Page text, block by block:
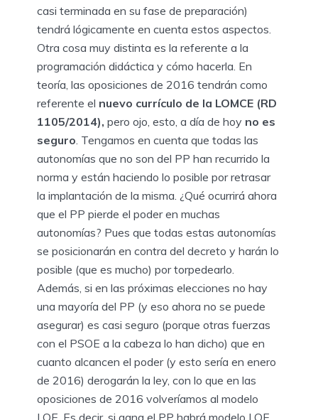
casi terminada en su fase de preparación)
tendrá lógicamente en cuenta estos aspectos.
Otra cosa muy distinta es la referente a la
programación didáctica y cómo hacerla. En
teoría, las oposiciones de 2016 tendrán como
referente el nuevo currículo de la LOMCE (RD
1105/2014), pero ojo, esto, a día de hoy no es
seguro . Tengamos en cuenta que todas las
autonomías que no son del PP han recurrido la
norma y están haciendo lo posible por retrasar
la implantación de la misma. ¿Qué ocurrirá ahora
que el PP pierde el poder en muchas
autonomías? Pues que todas estas autonomías
se posicionarán en contra del decreto y harán lo
posible (que es mucho) por torpedearlo.
Además, si en las próximas elecciones no hay
una mayoría del PP (y eso ahora no se puede
asegurar) es casi seguro (porque otras fuerzas
con el PSOE a la cabeza lo han dicho) que en
cuanto alcancen el poder (y esto sería en enero
de 2016) derogarán la ley, con lo que en las
oposiciones de 2016 volveríamos al modelo
LOE. Es decir, si gana el PP habrá modelo LOE